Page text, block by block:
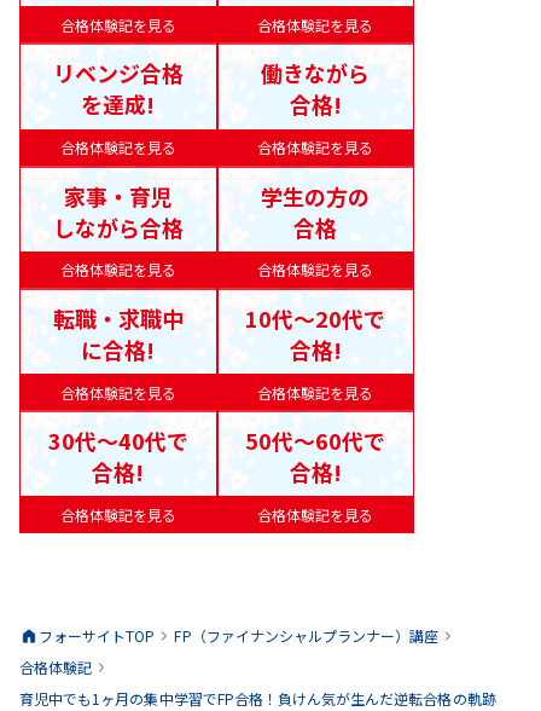
合格体験記を見る 合格体験記を見る
合格体験記を見る
リベンジ合格
を達成!
合格体験記を見る
働きながら
合格!
合格体験記を見る
家事・育児
しながら合格
合格体験記を見る
学生の方の
合格
合格体験記を見る
転職・求職中
に合格!
合格体験記を見る
10代〜20代で
合格!
合格体験記を見る
30代〜40代で
合格!
合格体験記を見る
50代〜60代で
合格!
フォーサイトTOP FP（ファイナンシャルプランナー）講座
合格体験記
育児中でも1ヶ月の集中学習でFP合格！負けん気が生んだ逆転合格の軌跡